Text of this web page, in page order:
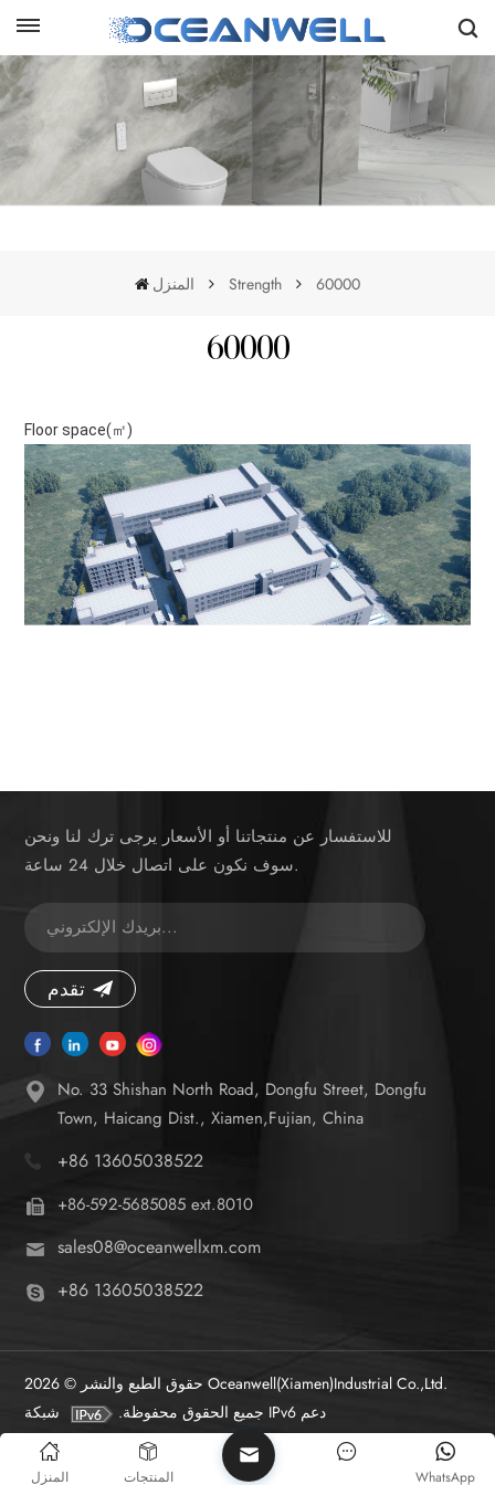
المنزل Strength 60000
60000
Floor space(㎡)
للاستفسار عن منتجاتنا أو الأسعار يرجى ترك لنا ونحن
سوف نكون على اتصال خلال 24 ساعة.
تقدم
No. 33 Shishan North Road, Dongfu Street, Dongfu
Town, Haicang Dist., Xiamen,Fujian, China
+86 13605038522
+86-592-5685085 ext.8010
sales08@oceanwellxm.com
+86 13605038522
حقوق الطبع والنشر © 2026 Oceanwell(Xiamen)Industrial Co.,Ltd.
جميع الحقوق محفوظة.
شبكة IPv6 دعم
المنزل المنتجات WhatsApp